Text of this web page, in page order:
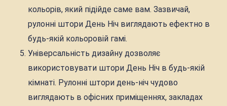
кольорів, який підійде саме вам. Зазвичай,
рулонні штори День Ніч виглядають ефектно в
будь-якій кольоровій гамі.
Універсальність дизайну дозволяє
використовувати штори День Ніч в будь-якій
кімнаті. Рулонні штори день-ніч чудово
виглядають в офісних приміщеннях, закладах